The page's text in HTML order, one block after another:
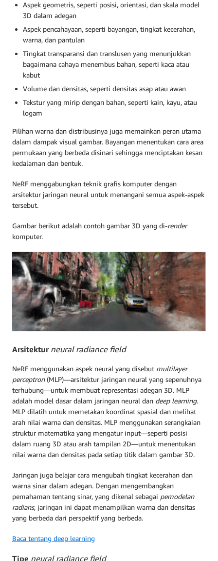
Aspek geometris, seperti posisi, orientasi, dan skala model
3D dalam adegan
Aspek pencahayaan, seperti bayangan, tingkat kecerahan,
warna, dan pantulan
Tingkat transparansi dan translusen yang menunjukkan
bagaimana cahaya menembus bahan, seperti kaca atau
kabut
Volume dan densitas, seperti densitas asap atau awan
Tekstur yang mirip dengan bahan, seperti kain, kayu, atau
logam
Pilihan warna dan distribusinya juga memainkan peran utama
dalam dampak visual gambar. Bayangan menentukan cara area
permukaan yang berbeda disinari sehingga menciptakan kesan
kedalaman dan bentuk.
NeRF menggabungkan teknik grafis komputer dengan
arsitektur jaringan neural untuk menangani semua aspek-aspek
tersebut.
Gambar berikut adalah contoh gambar 3D yang di-render
komputer.
Arsitektur neural radiance field
NeRF menggunakan aspek neural yang disebut multilayer
perceptron(MLP)—arsitektur jaringan neural yang sepenuhnya
terhubung—untuk membuat representasi adegan 3D. MLP
adalah model dasar dalam jaringan neural dan deep learning.
MLP dilatih untuk memetakan koordinat spasial dan melihat
arah nilai warna dan densitas. MLP menggunakan serangkaian
struktur matematika yang mengatur input—seperti posisi
dalam ruang 3D atau arah tampilan 2D—untuk menentukan
nilai warna dan densitas pada setiap titik dalam gambar 3D.
Jaringan juga belajar cara mengubah tingkat kecerahan dan
warna sinar dalam adegan. Dengan mengembangkan
pemahaman tentang sinar, yang dikenal sebagai pemodelan
radians, jaringan ini dapat menampilkan warna dan densitas
yang berbeda dari perspektif yang berbeda.
Baca tentang deep learning
Tipe neural radiance field